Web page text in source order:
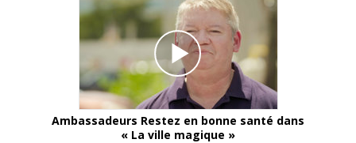
Ambassadeurs Restez en bonne santé dans
« La ville magique »